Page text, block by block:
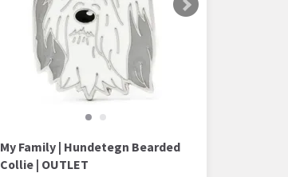
My Family | Hundetegn Bearded
Collie | OUTLET